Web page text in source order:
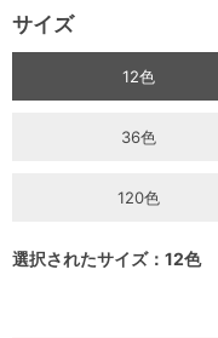
サイズ
12色
36色
120色
選択されたサイズ：12色